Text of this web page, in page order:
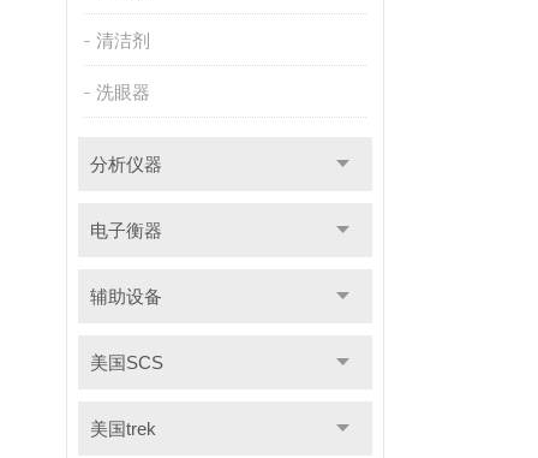
清洁剂
洗眼器
分析仪器
电子衡器
辅助设备
美国SCS
美国trek